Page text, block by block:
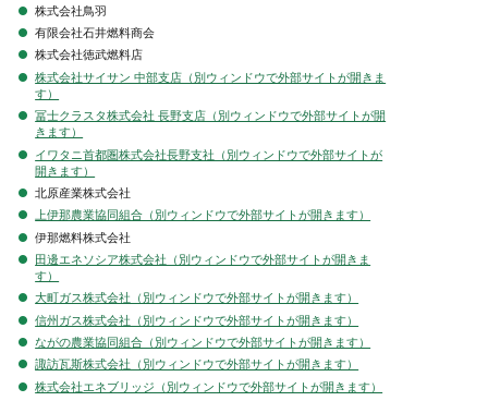
株式会社鳥羽
有限会社石井燃料商会
株式会社徳武燃料店
株式会社サイサン 中部支店（別ウィンドウで外部サイトが開きま
す）
冨士クラスタ株式会社 長野支店（別ウィンドウで外部サイトが開
きます）
イワタニ首都圏株式会社長野支社（別ウィンドウで外部サイトが
開きます）
北原産業株式会社
上伊那農業協同組合（別ウィンドウで外部サイトが開きます）
伊那燃料株式会社
田邊エネソシア株式会社（別ウィンドウで外部サイトが開きま
す）
大町ガス株式会社（別ウィンドウで外部サイトが開きます）
信州ガス株式会社（別ウィンドウで外部サイトが開きます）
ながの農業協同組合（別ウィンドウで外部サイトが開きます）
諏訪瓦斯株式会社（別ウィンドウで外部サイトが開きます）
株式会社エネブリッジ（別ウィンドウで外部サイトが開きます）